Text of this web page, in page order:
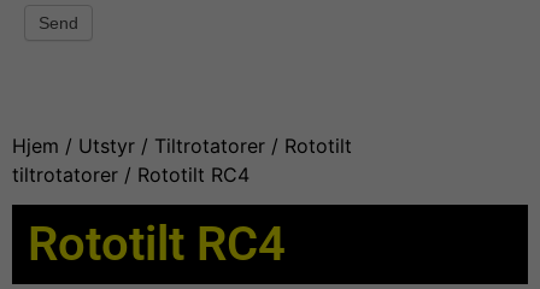
Send
Hjem / Utstyr / Tiltrotatorer / Rototilt
tiltrotatorer / Rototilt RC4
Rototilt RC4